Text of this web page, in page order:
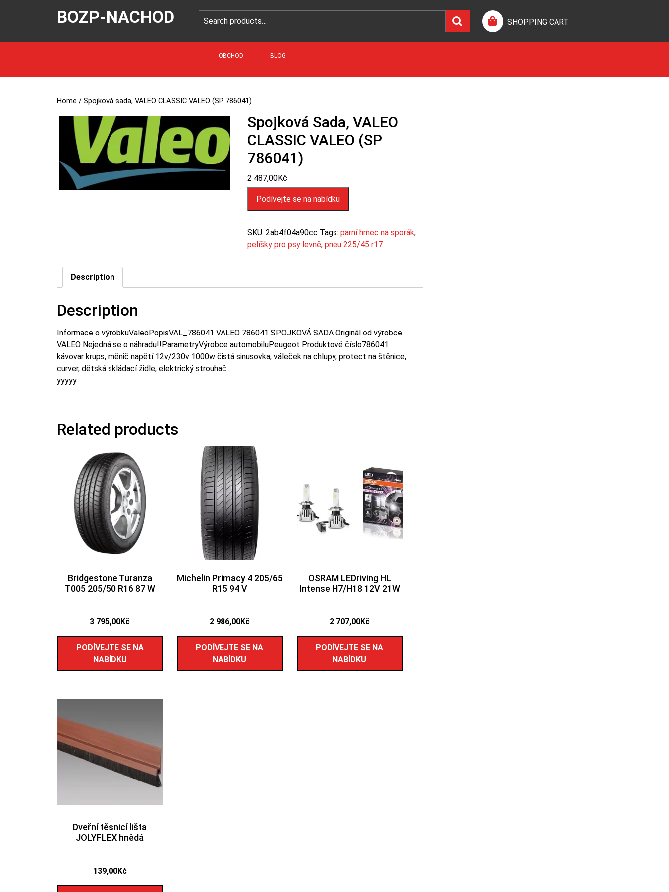
BOZP-NACHOD SHOPPING CART
OBCHOD BLOG
Home / Spojková sada, VALEO CLASSIC VALEO (SP 786041)
Spojková Sada, VALEO
CLASSIC VALEO (SP
786041)
2 487,00Kč
Podívejte se na nabídku
SKU: 2ab4f04a90cc Tags: parní hrnec na sporák,
pelíšky pro psy levně, pneu 225/45 r17
Description
Description
Informace o výrobkuValeoPopisVAL_786041 VALEO 786041 SPOJKOVÁ SADA Originál od výrobce
VALEO Nejedná se o náhradu!!ParametryVýrobce automobiluPeugeot Produktové číslo786041
kávovar krups, měnič napětí 12v/230v 1000w čistá sinusovka, váleček na chlupy, protect na štěnice,
curver, dětská skládací židle, elektrický strouhač
yyyyy
Related products
Bridgestone Turanza
T005 205/50 R16 87 W
3 795,00Kč
PODÍVEJTE SE NA
NABÍDKU
Michelin Primacy 4 205/65
R15 94 V
2 986,00Kč
PODÍVEJTE SE NA
NABÍDKU
OSRAM LEDriving HL
Intense H7/H18 12V 21W
2 707,00Kč
PODÍVEJTE SE NA
NABÍDKU
Dveřní těsnicí lišta
JOLYFLEX hnědá
139,00Kč